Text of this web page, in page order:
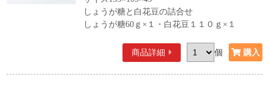
しょうが糖と白花豆の詰合せ
しょうが糖60ｇ×１・白花豆１１０ｇ×１
商品詳細 個